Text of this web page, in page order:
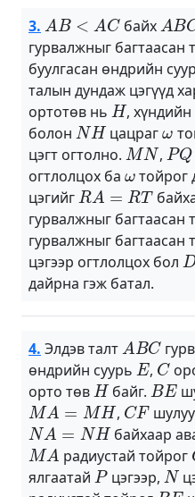
3.
A B<
байх
ABC
гурвалжныг багтаасан
буулгасан өндрийн
талын дундаж цэгүүд
ортотөв нь
H
,
болон
NH
цацраг
ω
цэгт огтолно.
MN
,
PQ
огтлолцох ба
ω
тойрог
цэгийг
RA=RT
гурвалжныг багтаасан
гурвалжныг багтаасан
цэгээр огтлолцох бол
D
дайрна гэж батал.
4. Элдэв талт
A BC
өндрийн суурь
E
,
C
орто төв
H
байг.
BE
MA= MH
,
CF
NA= NH
байхаар
MA
радиустай тойрог
ялгаатай
P
цэгээр,
N
BE